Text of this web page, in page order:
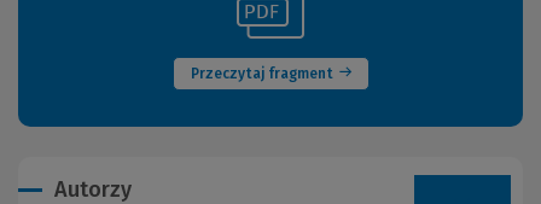
Przeczytaj fragment
(Nowe
okno)
innej
Autorzy